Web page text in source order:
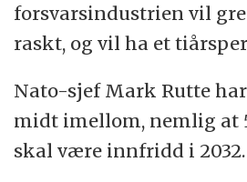
forsvarsindustrien vil
raskt, og vil ha et
Nato-sjef Mark Rutte
midt imellom, nemlig at
skal være innfridd i 2032.